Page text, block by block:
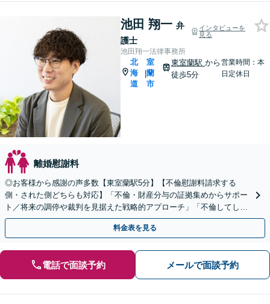
池田 翔一 弁
護士
インタビューを
見る
池田翔一法律事務所
北
海
道
|
室
蘭
市
東室蘭駅 から
徒歩5分
営業時間：本
日定休日
離婚慰謝料
◎お客様から感謝の声多数【東室蘭駅5分】【不倫慰謝料請求する
側・された側どちらも対応】「不倫・財産分与の証拠集めからサポー
ト／将来の調停や裁判を見据えた戦略的アプローチ」「不倫してしま
ったが慰謝料は適正か／不当に高額な請求からお守りします」
料金表を見る
電話で面談予約 メールで面談予約